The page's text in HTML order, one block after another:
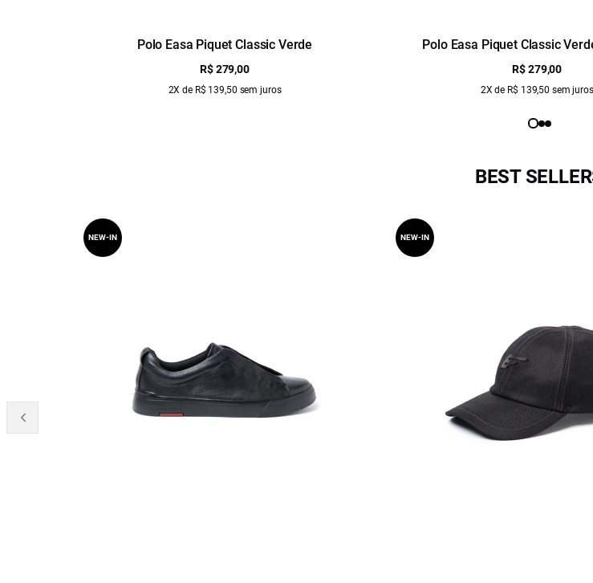
Polo Easa Piquet Classic Verde
R$ 279,00
2X de R$ 139,50 sem juros
Polo Easa Piquet Classic
R$ 279,00
2X de R$ 139,50 sem juros
BEST
NEW-IN NEW-IN